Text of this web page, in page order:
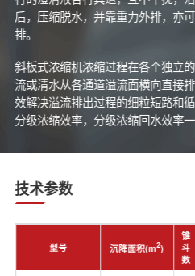
后，压缩脱水，并靠重力外排，亦
排。
斜板式浓缩机浓缩过程在各个独立
流或清水从各通道溢流面横向直接
效解决溢流排出过程的细粒短路和
分级浓缩效率，分级浓缩回水效率
技术参数
型号 沉降面积(m2)
锥
斗
数